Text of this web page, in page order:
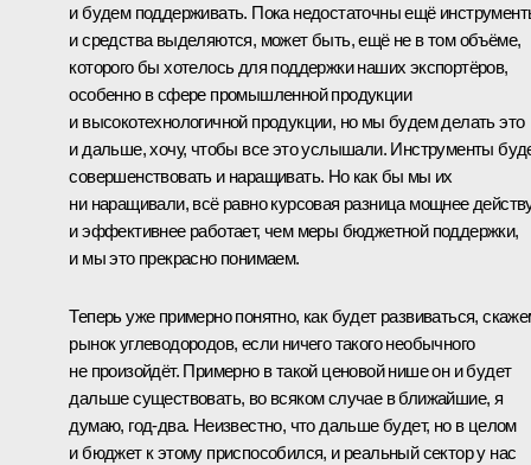
и будем поддерживать. Пока недостаточны ещё
и средства выделяются, может быть, ещё не в том объёме,
которого бы хотелось для поддержки наших экспортёров,
особенно в сфере промышленной продукции
и высокотехнологичной продукции, но мы будем делать это
и дальше, хочу, чтобы все это услышали. Инструменты
совершенствовать и наращивать. Но как бы мы их
ни наращивали, всё равно курсовая разница мощнее
и эффективнее работает, чем меры бюджетной поддержки,
и мы это прекрасно понимаем.
Теперь уже примерно понятно, как будет развиваться,
рынок углеводородов, если ничего такого необычного
не произойдёт. Примерно в такой ценовой нише он и будет
дальше существовать, во всяком случае в ближайшие, я
думаю, год-два. Неизвестно, что дальше будет, но в целом
и бюджет к этому приспособился, и реальный сектор у нас